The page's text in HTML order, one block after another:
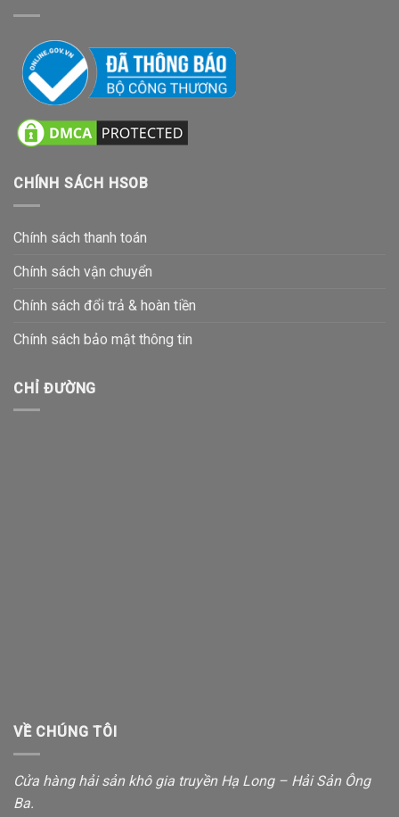
CHÍNH SÁCH HSOB
Chính sách thanh toán
Chính sách vận chuyển
Chính sách đổi trả & hoàn tiền
Chính sách bảo mật thông tin
CHỈ ĐƯỜNG
VỀ CHÚNG TÔI
Cửa hàng hải sản khô gia truyền Hạ Long – Hải Sản Ông
Ba.